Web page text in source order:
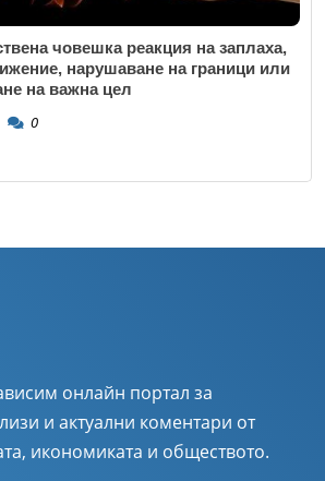
човешка реакция на заплаха,
нарушаване на граници или
на важна цел
0
онлайн портал за
и актуални коментари от
икономиката и обществото.